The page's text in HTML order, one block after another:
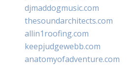
djmaddogmusic.com
thesoundarchitects.com
allin1roofing.com
keepjudgewebb.com
anatomyofadventure.com